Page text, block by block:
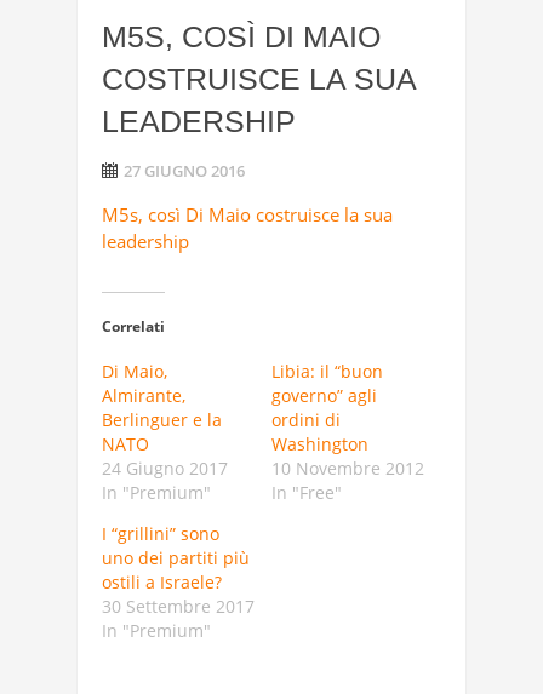
M5S, COSÌ DI MAIO
COSTRUISCE LA SUA
LEADERSHIP
27 GIUGNO 2016
M5s, così Di Maio costruisce la sua
leadership
Correlati
Di Maio,
Almirante,
Berlinguer e la
NATO
24 Giugno 2017
In "Premium"
Libia: il “buon
governo” agli
ordini di
Washington
10 Novembre 2012
In "Free"
I “grillini” sono
uno dei partiti più
ostili a Israele?
30 Settembre 2017
In "Premium"